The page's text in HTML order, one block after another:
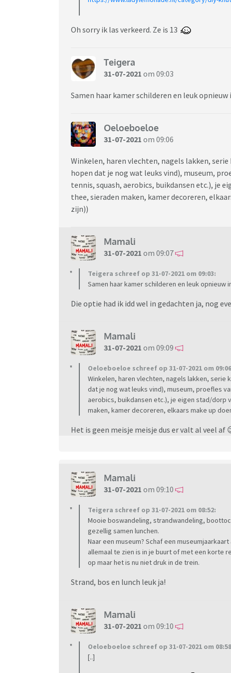
Oh sorry ik las verkeerd. Ze is 13
Teigera
31-07-2021 om 09:03
Samen haar kamer schilderen en leuk
Oeloeboeloe
31-07-2021 om 09:06
Winkelen, haren vlechten, nagels lakken,
hopen dat je nog wat leuks vind), museum,
tennis, squash, aerobics, buikdansen etc.), je
thee, sieraden maken, kamer decoreren,
zijn))
Mamali
31-07-2021 om 09:07
Teigera schreef op 31-07-2021 om 09:03:
Samen haar kamer schilderen en leuk opnieuw
Die optie had ik idd wel in gedachten ja, nog
Mamali
31-07-2021 om 09:09
Oeloeboeloe schreef op 31-07-2021 om
Winkelen, haren vlechten, nagels lakken, serie
dat je nog wat leuks vind), museum, proefles
aerobics, buikdansen etc.), je eigen stad/dorp
maken, kamer decoreren, elkaars make up
Het is geen meisje meisje dus er valt al veel af
Mamali
31-07-2021 om 09:10
Teigera schreef op 31-07-2021 om 08:52:
Mooie boswandeling, strandwandeling,
gezellig samen lunchen.
Naar een museum? Schaf een
allemaal te zien is in je buurt of met een korte
op maar het is nu niet druk in de trein.
Strand, bos en lunch leuk ja!
Mamali
31-07-2021 om 09:10
Oeloeboeloe schreef op 31-07-2021 om
[..]